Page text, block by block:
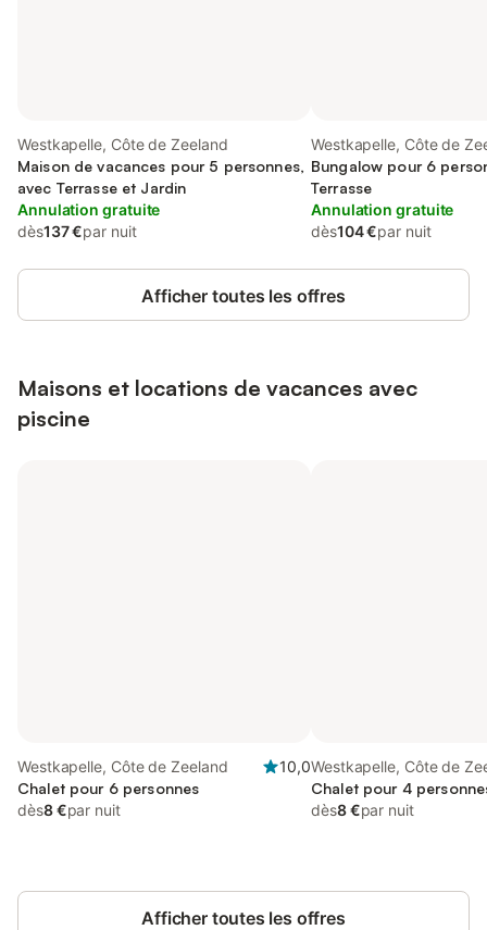
Westkapelle, Côte de Zeeland
Maison de vacances pour 5 personnes,
avec Terrasse et Jardin
Annulation gratuite
dès137 €par nuit
Westkapelle, Côte de
Bungalow pour 6
Terrasse
Annulation gratuite
dès104 €par nuit
Afficher toutes les offres
Maisons et locations de vacances avec
piscine
Westkapelle, Côte de Zeeland
10,0
Chalet pour 6 personnes
dès8 €par nuit
Westkapelle, Côte de
Chalet pour 4
dès8 €par nuit
Afficher toutes les offres